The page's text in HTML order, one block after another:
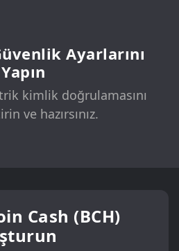
Ayarlarını
Yapın
kimlik doğrulamasını
ve hazırsınız.
Cash (BCH)